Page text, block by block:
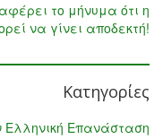
το μήνυμα ότι η
να γίνει αποδεκτή!
Κατηγορίες
Ελληνική Επανάσταση